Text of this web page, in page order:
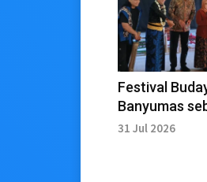
Festival
Banyumas
Destinasi
31 Jul 2026